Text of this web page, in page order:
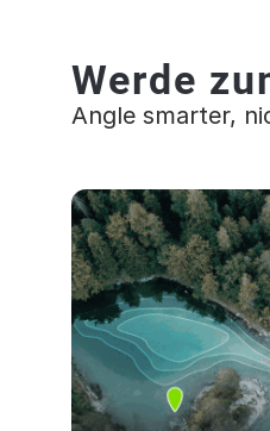
Werde
Angle smarter,